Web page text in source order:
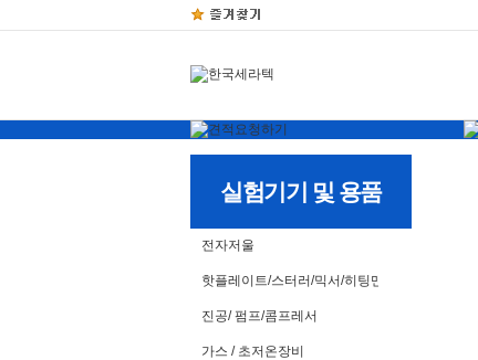
실험기기 및 용품
전자저울
핫플레이트/스터러/믹서/히팅맨틀
진공/ 펌프/콤프레서
가스 / 초저온장비